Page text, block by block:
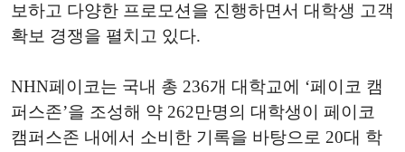
보하고 다양한 프로모션을 진행하면서 대학생 고객
확보 경쟁을 펼치고 있다.
NHN페이코는 국내 총 236개 대학교에 ‘페이코 캠
퍼스존’을 조성해 약 262만명의 대학생이 페이코
캠퍼스존 내에서 소비한 기록을 바탕으로 20대 학